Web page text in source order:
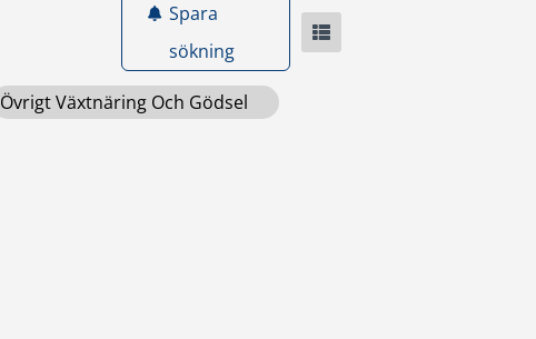
Spara
sökning
Övrigt Växtnäring Och Gödsel